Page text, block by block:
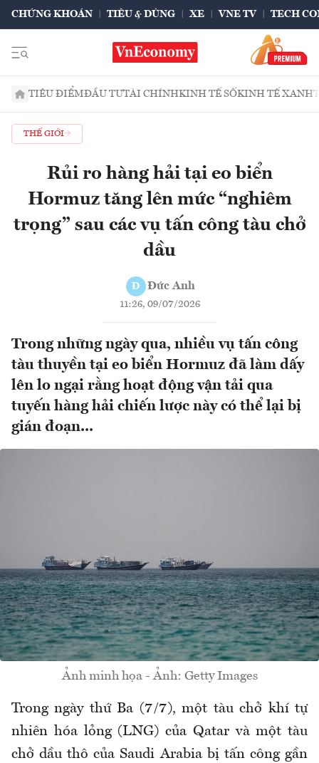
CHỨNG KHOÁN TIÊU & DÙNG XE VNE TV TECH
TIÊU ĐIỂMĐẦU TƯTÀI CHÍNHKINH TẾ SỐKINH TẾ XANH
THẾ GIỚI
Rủi ro hàng hải tại eo biển
Hormuz tăng lên mức “nghiêm
trọng” sau các vụ tấn công tàu chở
dầu
Đ Đức Anh
11:26, 09/07/2026
Trong những ngày qua, nhiều vụ tấn công
tàu thuyền tại eo biển Hormuz đã làm dấy
lên lo ngại rằng hoạt động vận tải qua
tuyến hàng hải chiến lược này có thể lại bị
gián đoạn...
Ảnh minh họa - Ảnh: Getty Images
Trong ngày thứ Ba (7/7), một tàu chở khí tự
nhiên hóa lỏng (LNG) của Qatar và một tàu
chở dầu thô của Saudi Arabia bị tấn công gần